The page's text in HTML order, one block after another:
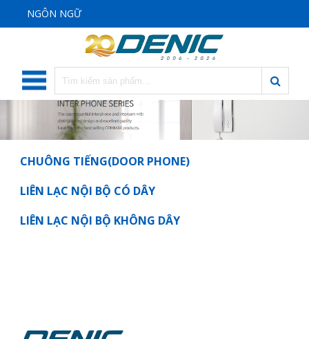
NGÔN NGỮ
CHUÔNG TIẾNG(DOOR PHONE)
LIÊN LẠC NỘI BỘ CÓ DÂY
LIÊN LẠC NỘI BỘ KHÔNG DÂY